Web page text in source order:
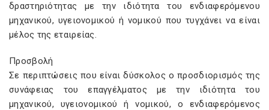
δραστηριότητας με την ιδιότητα του ενδιαφερόμενου
μηχανικού, υγειονομικού ή νομικού που τυγχάνει να είναι
μέλος της εταιρείας.
Προσβολή
Σε περιπτώσεις που είναι δύσκολος ο προσδιορισμός της
συνάφειας του επαγγέλματος με την ιδιότητα του
μηχανικού, υγειονομικού ή νομικού, ο ενδιαφερόμενος